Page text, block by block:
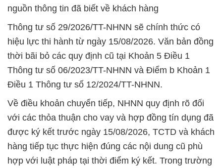
nguồn thông tin đã biết về khách hàng
Thông tư số 29/2026/TT-NHNN sẽ chính thức có
hiệu lực thi hành từ ngày 15/08/2026. Văn bản đồng
thời bãi bỏ các quy định cũ tại Khoản 5 Điều 1
Thông tư số 06/2023/TT-NHNN và Điểm b Khoản 1
Điều 1 Thông tư số 12/2024/TT-NHNN.
Về điều khoản chuyển tiếp, NHNN quy định rõ đối
với các thỏa thuận cho vay và hợp đồng tín dụng đã
được ký kết trước ngày 15/08/2026, TCTD và khách
hàng tiếp tục thực hiện đúng các nội dung cũ phù
hợp với luật pháp tại thời điểm ký kết. Trong trường